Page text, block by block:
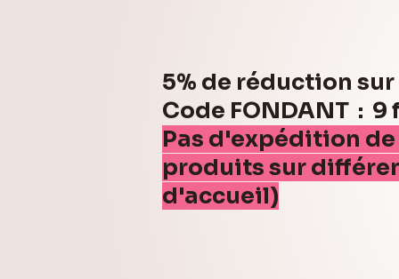
5% de réduction
Code FONDANT : 9
Pas d'expédition
produits sur
d'accueil)